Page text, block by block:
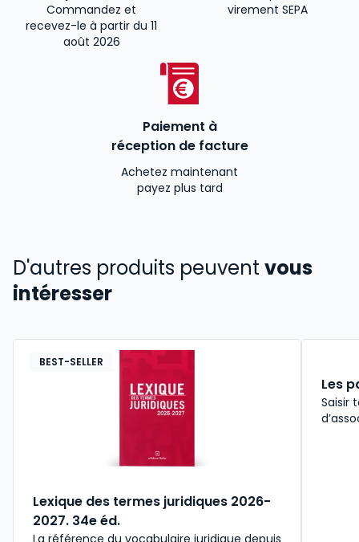
Commandez et
recevez-le à partir du 11
août 2026
virement SEPA
Paiement à
réception de facture
Achetez maintenant
payez plus tard
D'autres produits peuvent vous
intéresser
BEST-SELLER
Lexique des termes juridiques 2026-
2027. 34e éd.
Les
Saisir